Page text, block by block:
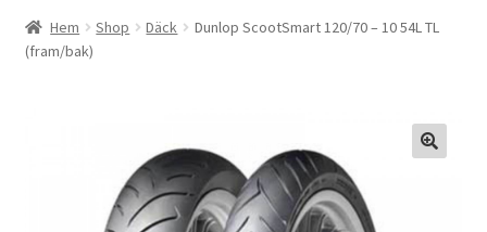
Slangar & fälgband
Hem Shop Däck
Dunlop ScootSmart 120/70 – 10 54L TL
(fram/bak)